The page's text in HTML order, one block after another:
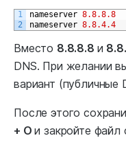
1
2
nameserver 8.8.8.8
nameserver 8.8.4.4
Вместо 8.8.8.8 и
DNS. При желании
вариант (публичные
После этого
+ Oи закройте файл